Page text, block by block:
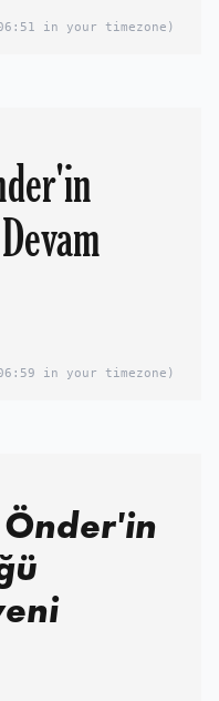
in your timezone)
in your timezone)
Önder'in